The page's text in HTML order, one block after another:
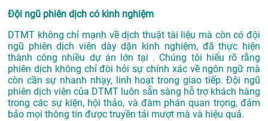
Đội ngũ phiên dịch có kinh nghiệm
DTMT không chỉ mạnh về dịch thuật tài liệu mà còn có đội
ngũ phiên dịch viên dày dặn kinh nghiệm, đã thực hiện
thành công nhiều dự án lớn tại . Chúng tôi hiểu rõ rằng
phiên dịch không chỉ đòi hỏi sự chính xác về ngôn ngữ mà
còn cần sự nhanh nhạy, linh hoạt trong giao tiếp. Đội ngũ
phiên dịch viên của DTMT luôn sẵn sàng hỗ trợ khách hàng
trong các sự kiện, hội thảo, và đàm phán quan trọng, đảm
bảo mọi thông tin được truyền tải mượt mà và hiệu quả.